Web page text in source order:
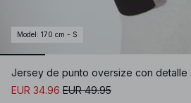
Model : 170 cm - S
Jersey de punto oversize con detalle
EUR 34.96 EUR 49.95